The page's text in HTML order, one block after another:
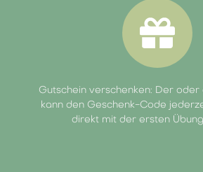
Gutschein verschenken: Der oder
kann den Geschenk-Code
direkt mit der ersten